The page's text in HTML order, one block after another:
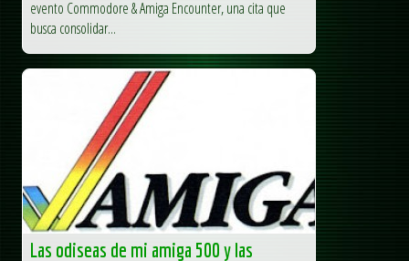
evento Commodore & Amiga Encounter, una cita que
busca consolidar...
Las odiseas de mi amiga 500 y las